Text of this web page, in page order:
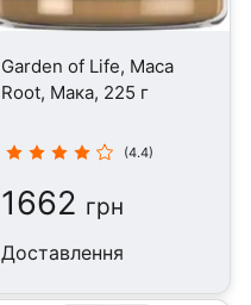
Garden of Life, Maca
Root, Мака, 225 г
(4.4)
1662 грн
Доставлення